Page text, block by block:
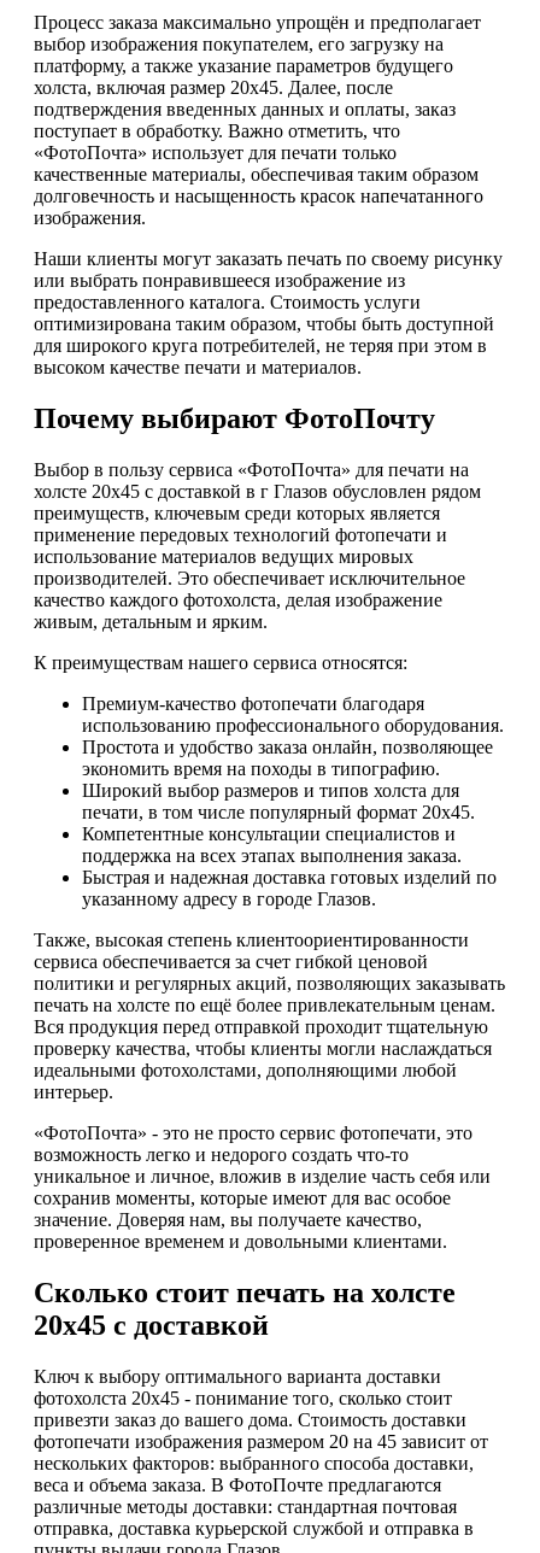
Процесс заказа максимально упрощён и предполагает
выбор изображения покупателем, его загрузку на
платформу, а также указание параметров будущего
холста, включая размер 20х45. Далее, после
подтверждения введенных данных и оплаты, заказ
поступает в обработку. Важно отметить, что
«ФотоПочта» использует для печати только
качественные материалы, обеспечивая таким образом
долговечность и насыщенность красок напечатанного
изображения.
Наши клиенты могут заказать печать по своему рисунку
или выбрать понравившееся изображение из
предоставленного каталога. Стоимость услуги
оптимизирована таким образом, чтобы быть доступной
для широкого круга потребителей, не теряя при этом в
высоком качестве печати и материалов.
Почему выбирают ФотоПочту
Выбор в пользу сервиса «ФотоПочта» для печати на
холсте 20х45 с доставкой в г Глазов обусловлен рядом
преимуществ, ключевым среди которых является
применение передовых технологий фотопечати и
использование материалов ведущих мировых
производителей. Это обеспечивает исключительное
качество каждого фотохолста, делая изображение
живым, детальным и ярким.
К преимуществам нашего сервиса относятся:
Премиум-качество фотопечати благодаря
использованию профессионального оборудования.
Простота и удобство заказа онлайн, позволяющее
экономить время на походы в типографию.
Широкий выбор размеров и типов холста для
печати, в том числе популярный формат 20х45.
Компетентные консультации специалистов и
поддержка на всех этапах выполнения заказа.
Быстрая и надежная доставка готовых изделий по
указанному адресу в городе Глазов.
Также, высокая степень клиентоориентированности
сервиса обеспечивается за счет гибкой ценовой
политики и регулярных акций, позволяющих заказывать
печать на холсте по ещё более привлекательным ценам.
Вся продукция перед отправкой проходит тщательную
проверку качества, чтобы клиенты могли наслаждаться
идеальными фотохолстами, дополняющими любой
интерьер.
«ФотоПочта» - это не просто сервис фотопечати, это
возможность легко и недорого создать что-то
уникальное и личное, вложив в изделие часть себя или
сохранив моменты, которые имеют для вас особое
значение. Доверяя нам, вы получаете качество,
проверенное временем и довольными клиентами.
Сколько стоит печать на холсте
20х45 с доставкой
Ключ к выбору оптимального варианта доставки
фотохолста 20х45 - понимание того, сколько стоит
привезти заказ до вашего дома. Стоимость доставки
фотопечати изображения размером 20 на 45 зависит от
нескольких факторов: выбранного способа доставки,
веса и объема заказа. В ФотоПочте предлагаются
различные методы доставки: стандартная почтовая
отправка, доставка курьерской службой и отправка в